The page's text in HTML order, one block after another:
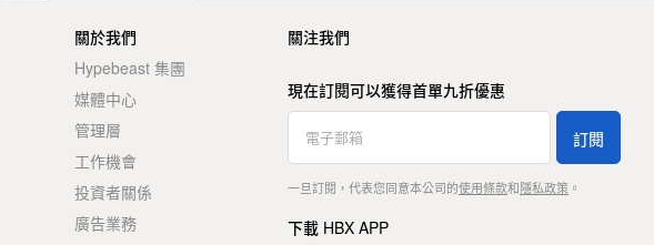
關於我們
Hypebeast 集團
媒體中心
管理層
工作機會
投資者關係
廣告業務
關注我們
現在訂閱可以獲得首單九折優惠
訂閱
一旦訂閱，代表您同意本公司的使用條款和隱私政策。
下載 HBX APP